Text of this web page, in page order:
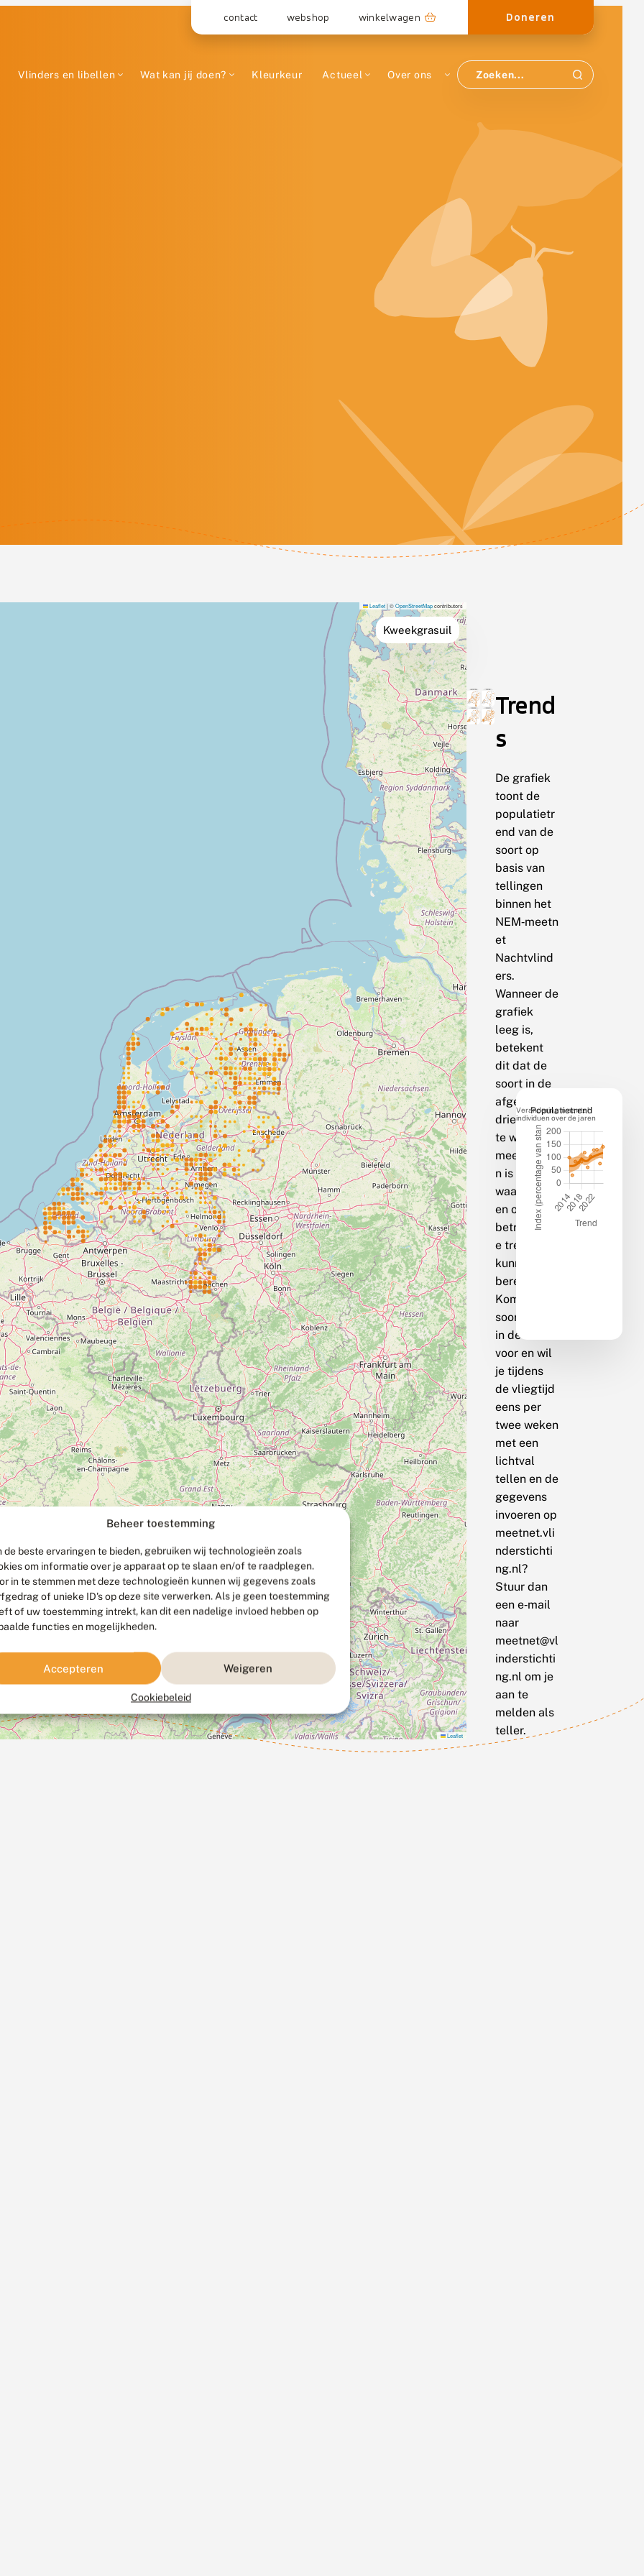
Beheer toestemming
de beste ervaringen te bieden, gebruiken wij technologieën zoals
om informatie over je apparaat op te slaan en/of te raadplegen.
in te stemmen met deze technologieën kunnen wij gegevens zoals
of unieke ID's op deze site verwerken. Als je geen toestemming
of uw toestemming intrekt, kan dit een nadelige invloed hebben op
functies en mogelijkheden.
Accepteren Weigeren
Cookiebeleid
contact webshop winkelwagen Doneren
Vlinders en libellen Wat kan jij doen? Kleurkeur Actueel Over ons
Kweekgrasuil
Leaflet|©OpenStreetMapcontributors
Leaflet
Trend
s
De grafiek
toont de
populatietr
end van de
soort op
basis van
tellingen
binnen het
NEM‑meetn
et
Nachtvlind
ers.
Wanneer de
grafiek
leeg is,
betekent
dit dat de
soort in de
afgelopen
drie jaar op
te weinig
meetpunte
n is
waargenom
en om een
betrouwbar
e trend te
kunnen
berekenen.
Komt de
soort bij jou
in de buurt
voor en wil
je tijdens
de vliegtijd
eens per
twee weken
met een
lichtval
tellen en de
gegevens
invoeren op
meetnet.vli
nderstichti
ng.nl?
Stuur dan
een e‑mail
naar
meetnet@vl
inderstichti
ng.nl om je
aan te
melden als
teller.
Populatietrend
Verandering in aantal
individuen over de jaren